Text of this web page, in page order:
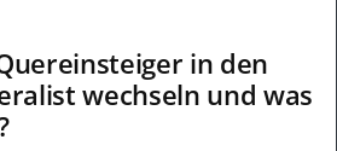
in den
wechseln und was